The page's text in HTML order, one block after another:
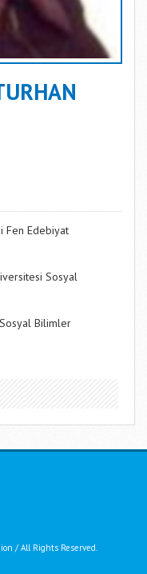
Fen Edebiyat
Sosyal
Bilimler
/ All Rights Reserved.